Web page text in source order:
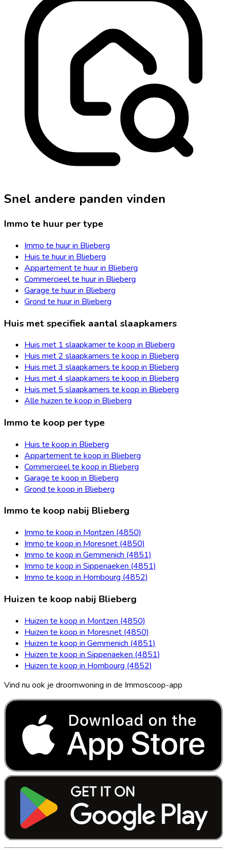
Snel andere panden vinden
Immo te huur per type
Immo te huur in Blieberg
Huis te huur in Blieberg
Appartement te huur in Blieberg
Commercieel te huur in Blieberg
Garage te huur in Blieberg
Grond te huur in Blieberg
Huis met specifiek aantal slaapkamers
Huis met 1 slaapkamer te koop in Blieberg
Huis met 2 slaapkamers te koop in Blieberg
Huis met 3 slaapkamers te koop in Blieberg
Huis met 4 slaapkamers te koop in Blieberg
Huis met 5 slaapkamers te koop in Blieberg
Alle huizen te koop in Blieberg
Immo te koop per type
Huis te koop in Blieberg
Appartement te koop in Blieberg
Commercieel te koop in Blieberg
Garage te koop in Blieberg
Grond te koop in Blieberg
Immo te koop nabij Blieberg
Immo te koop in Montzen (4850)
Immo te koop in Moresnet (4850)
Immo te koop in Gemmenich (4851)
Immo te koop in Sippenaeken (4851)
Immo te koop in Hombourg (4852)
Huizen te koop nabij Blieberg
Huizen te koop in Montzen (4850)
Huizen te koop in Moresnet (4850)
Huizen te koop in Gemmenich (4851)
Huizen te koop in Sippenaeken (4851)
Huizen te koop in Hombourg (4852)
Vind nu ook je droomwoning in de Immoscoop-app